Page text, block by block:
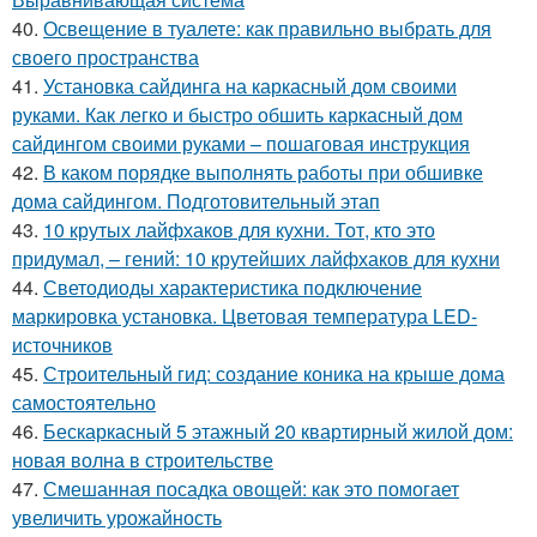
40. Освещение в туалете: как правильно выбрать для
своего пространства
41. Установка сайдинга на каркасный дом своими
руками. Как легко и быстро обшить каркасный дом
сайдингом своими руками – пошаговая инструкция
42. В каком порядке выполнять работы при обшивке
дома сайдингом. Подготовительный этап
43. 10 крутых лайфхаков для кухни. Тот, кто это
придумал, – гений: 10 крутейших лайфхаков для кухни
44. Светодиоды характеристика подключение
маркировка установка. Цветовая температура LED-
источников
45. Строительный гид: создание коника на крыше дома
самостоятельно
46. Бескаркасный 5 этажный 20 квартирный жилой дом:
новая волна в строительстве
47. Смешанная посадка овощей: как это помогает
увеличить урожайность